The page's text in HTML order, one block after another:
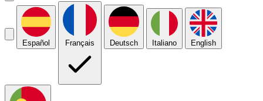
Español Français Deutsch Italiano English